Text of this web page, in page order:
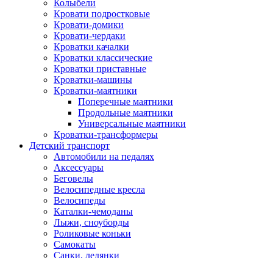
Колыбели
Кровати подростковые
Кровати-домики
Кровати-чердаки
Кроватки качалки
Кроватки классические
Кроватки приставные
Кроватки-машины
Кроватки-маятники
Поперечные маятники
Продольные маятники
Универсальные маятники
Кроватки-трансформеры
Детский транспорт
Автомобили на педалях
Аксессуары
Беговелы
Велосипедные кресла
Велосипеды
Каталки-чемоданы
Лыжи, сноуборды
Роликовые коньки
Самокаты
Санки, ледянки